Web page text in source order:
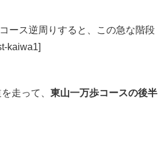
ース逆周りすると、この急な階段
kaiwa1]
走って、 東山一万歩コースの後半